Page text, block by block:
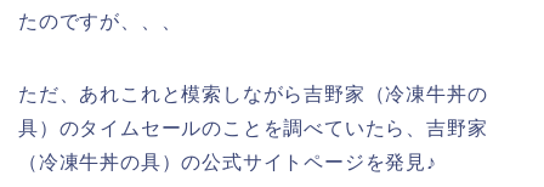
たのですが、、、
ただ、あれこれと模索しながら吉野家（冷凍牛丼の
具）のタイムセールのことを調べていたら、吉野家
（冷凍牛丼の具）の公式サイトページを発見♪